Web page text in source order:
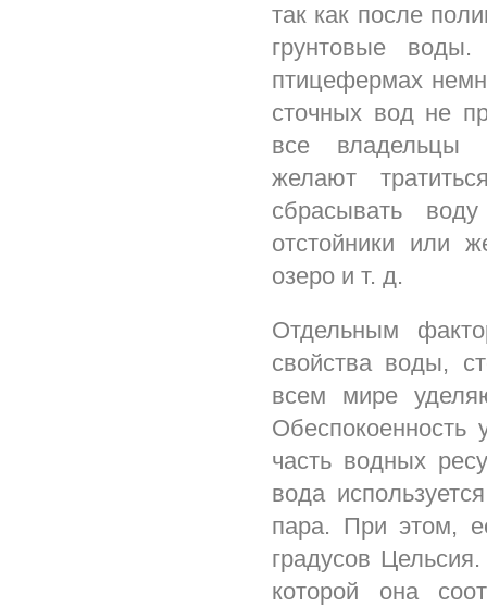
так как после
грунтовые
птицефермах
сточных вод не
все владельцы
желают
сбрасывать
отстойники или
озеро и т. д.
Отдельным
свойства воды,
всем мире
Обеспокоенность
часть водных
вода
пара. При этом,
градусов
которой она